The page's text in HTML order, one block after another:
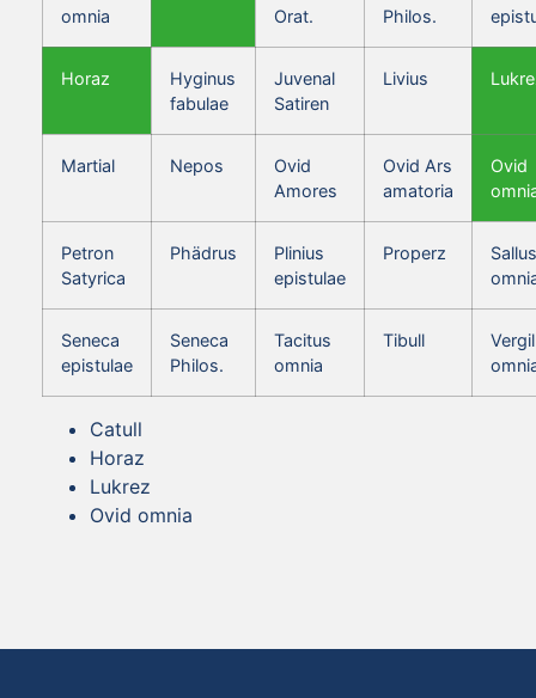
omnia
Orat.
Philos.
Horaz
Hyginus
fabulae
Juvenal
Satiren
Livius
Martial Nepos
Ovid
Amores
Ovid Ars
amatoria
Ovid
Petron
Satyrica
Phädrus
Plinius
epistulae
Properz
Seneca
epistulae
Seneca
Philos.
Tacitus
omnia
Tibull
Vergil
Catull
Horaz
Lukrez
Ovid omnia